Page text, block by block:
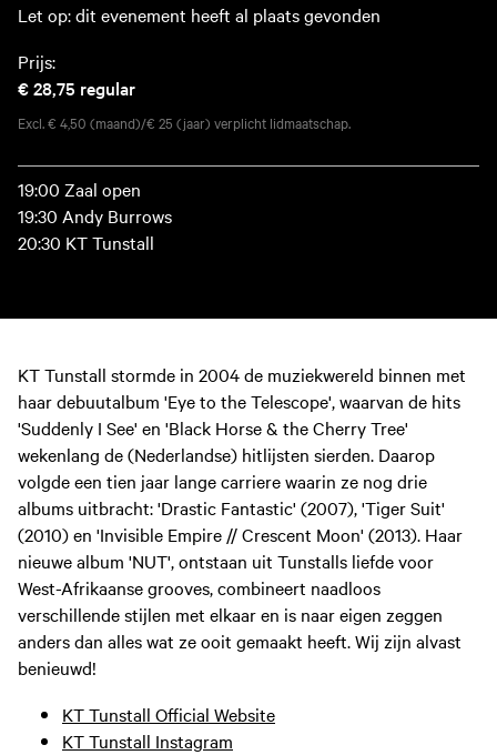
Let op: dit evenement heeft al plaats gevonden
Prijs:
€ 28,75 regular
Excl. € 4,50 (maand)/€ 25 (jaar) verplicht lidmaatschap.
19:00 Zaal open
19:30 Andy Burrows
20:30 KT Tunstall
KT Tunstall stormde in 2004 de muziekwereld binnen met
haar debuutalbum 'Eye to the Telescope', waarvan de hits
'Suddenly I See' en 'Black Horse & the Cherry Tree'
wekenlang de (Nederlandse) hitlijsten sierden. Daarop
volgde een tien jaar lange carriere waarin ze nog drie
albums uitbracht: 'Drastic Fantastic' (2007), 'Tiger Suit'
(2010) en 'Invisible Empire // Crescent Moon' (2013). Haar
nieuwe album 'NUT', ontstaan uit Tunstalls liefde voor
West-Afrikaanse grooves, combineert naadloos
verschillende stijlen met elkaar en is naar eigen zeggen
anders dan alles wat ze ooit gemaakt heeft. Wij zijn alvast
benieuwd!
KT Tunstall Official Website
KT Tunstall Instagram